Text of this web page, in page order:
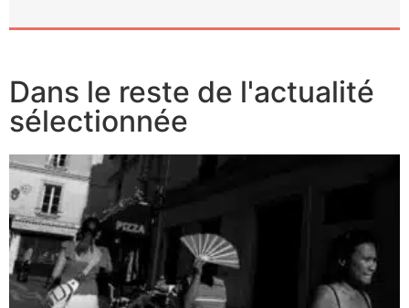
Dans le reste de l'actualité
sélectionnée